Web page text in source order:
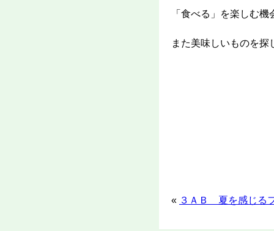
「食べる」を楽しむ
また美味しいものを
« ３ＡＢ 夏を感じる